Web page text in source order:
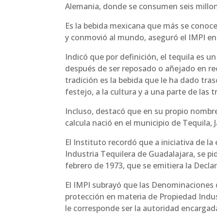
Alemania, donde se consumen seis
Es la bebida mexicana que más se
y conmovió al mundo, aseguró el IMPI
Indicó que por definición, el tequila es
después de ser reposado o añejado en
tradición es la bebida que le ha dado
festejo, a la cultura y a una parte de las
Incluso, destacó que en su propio
calcula nació en el municipio de Tequila,
El Instituto recordó que a iniciativa de la
Industria Tequilera de Guadalajara, se
febrero de 1973, que se emitiera la
El IMPI subrayó que las
protección en materia de Propiedad
le corresponde ser la autoridad